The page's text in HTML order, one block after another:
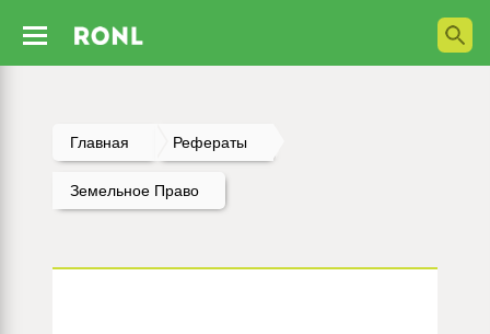
Главная Рефераты
Земельное Право